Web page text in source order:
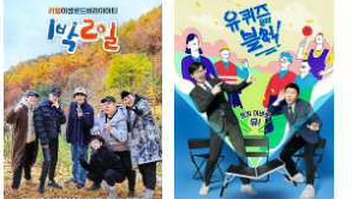
金浩英
永野
&nbsp;&nbsp;&nb
sp;&nbsp;&nbsp;&
nbsp;&nbsp;&nbs
p;&nbsp;本季将舞
台搬到了阳光明媚
的冲绳，来自日本
各地的暴走族与不